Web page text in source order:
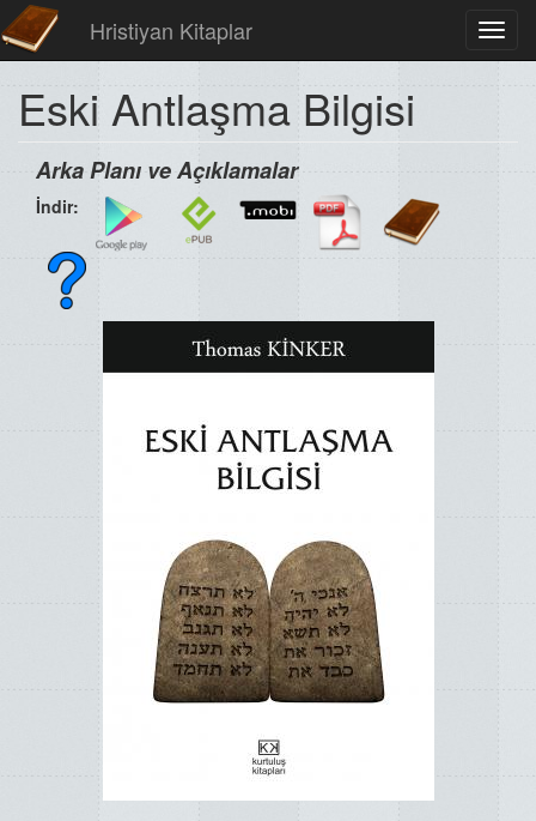
Hristiyan Kitaplar
Eski Antlaşma Bilgisi
Arka Planı ve Açıklamalar
İndir: